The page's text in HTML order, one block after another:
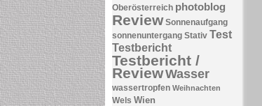
Oberösterreich photoblog
Review Sonnenaufgang
sonnenuntergang Stativ Test
Testbericht
Testbericht /
ReviewWasser
wassertropfen Weihnachten
Wels Wien